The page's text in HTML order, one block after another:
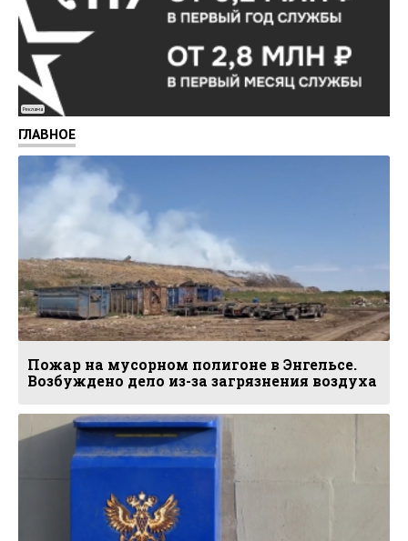
Реклама
ГЛАВНОЕ
Пожар на мусорном полигоне в Энгельсе.
Возбуждено дело из-за загрязнения воздуха